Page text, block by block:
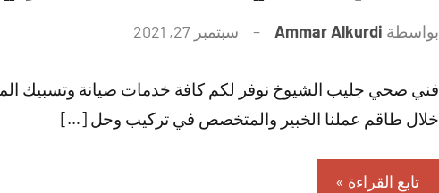
بواسطة Ammar Alkurdi سبتمبر 27, 2021
تعليقات
فني صحي جليب الشيوخ نوفر لكم كافة خدمات صيانة وتسبيك
خلال طاقم عملنا الخبير والمتخصص في تركيب وحل […]
تابع القراءة